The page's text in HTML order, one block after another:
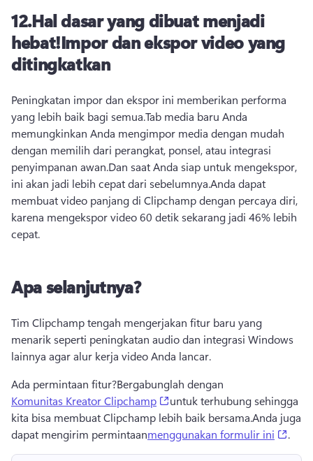
12.Hal dasar yang dibuat menjadi
hebat!Impor dan ekspor video yang
ditingkatkan
Peningkatan impor dan ekspor ini memberikan performa
yang lebih baik bagi semua.Tab media baru Anda
memungkinkan Anda mengimpor media dengan mudah
dengan memilih dari perangkat, ponsel, atau integrasi
penyimpanan awan.Dan saat Anda siap untuk mengekspor,
ini akan jadi lebih cepat dari sebelumnya.Anda dapat
membuat video panjang di Clipchamp dengan percaya diri,
karena mengekspor video 60 detik sekarang jadi 46% lebih
cepat.
Apa selanjutnya?
Tim Clipchamp tengah mengerjakan fitur baru yang
menarik seperti peningkatan audio dan integrasi Windows
lainnya agar alur kerja video Anda lancar.
Ada permintaan fitur?Bergabunglah dengan
Komunitas Kreator Clipchamp
(opens in a new tab)
untuk terhubung sehingga
kita bisa membuat Clipchamp lebih baik bersama.Anda juga
dapat mengirim permintaanmenggunakan formulir ini .